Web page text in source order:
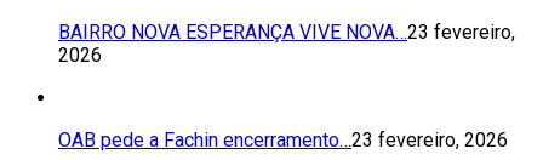
BAIRRO NOVA ESPERANÇA VIVE NOVA…23 fevereiro,
2026
OAB pede a Fachin encerramento…23 fevereiro, 2026